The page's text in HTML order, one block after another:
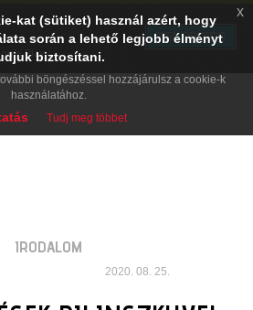
IRODALOM
2020. 08. 25.
kat (sütiket) használ azért, hogy
során a lehető legjobb élményt
biztosítani.
böngészéssel hozzájárulsz a cookie-k
használatához.
Tudj meg többet
x
Play
TELEPÍTÉS